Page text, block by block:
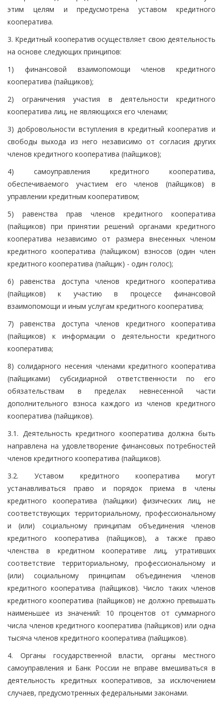
этим целям и предусмотрена уставом кредитного
кооператива.
3. Кредитный кооператив осуществляет свою деятельность
на основе следующих принципов:
1) финансовой взаимопомощи членов кредитного
кооператива (пайщиков);
2) ограничения участия в деятельности кредитного
кооператива лиц, не являющихся его членами;
3) добровольности вступления в кредитный кооператив и
свободы выхода из него независимо от согласия других
членов кредитного кооператива (пайщиков);
4) самоуправления кредитного кооператива,
обеспечиваемого участием его членов (пайщиков) в
управлении кредитным кооперативом;
5) равенства прав членов кредитного кооператива
(пайщиков) при принятии решений органами кредитного
кооператива независимо от размера внесенных членом
кредитного кооператива (пайщиком) взносов (один член
кредитного кооператива (пайщик) - один голос);
6) равенства доступа членов кредитного кооператива
(пайщиков) к участию в процессе финансовой
взаимопомощи и иным услугам кредитного кооператива;
7) равенства доступа членов кредитного кооператива
(пайщиков) к информации о деятельности кредитного
кооператива;
8) солидарного несения членами кредитного кооператива
(пайщиками) субсидиарной ответственности по его
обязательствам в пределах невнесенной части
дополнительного взноса каждого из членов кредитного
кооператива (пайщиков).
3.1. Деятельность кредитного кооператива должна быть
направлена на удовлетворение финансовых потребностей
членов кредитного кооператива (пайщиков).
3.2. Уставом кредитного кооператива могут
устанавливаться право и порядок приема в члены
кредитного кооператива (пайщики) физических лиц, не
соответствующих территориальному, профессиональному
и (или) социальному принципам объединения членов
кредитного кооператива (пайщиков), а также право
членства в кредитном кооперативе лиц, утративших
соответствие территориальному, профессиональному и
(или) социальному принципам объединения членов
кредитного кооператива (пайщиков). Число таких членов
кредитного кооператива (пайщиков) не должно превышать
наименьшее из значений: 10 процентов от суммарного
числа членов кредитного кооператива (пайщиков) или одна
тысяча членов кредитного кооператива (пайщиков).
4. Органы государственной власти, органы местного
самоуправления и Банк России не вправе вмешиваться в
деятельность кредитных кооперативов, за исключением
случаев, предусмотренных федеральными законами.